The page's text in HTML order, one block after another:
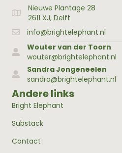
Adres Bright Elephant
Nieuwe Plantage 28
2611 XJ, Delft
info@brightelephant.nl
Wouter van der Toorn
wouter@brightelephant.nl
Sandra Jongeneelen
sandra@brightelephant.nl
Andere links
Bright Elephant
Substack
Contact